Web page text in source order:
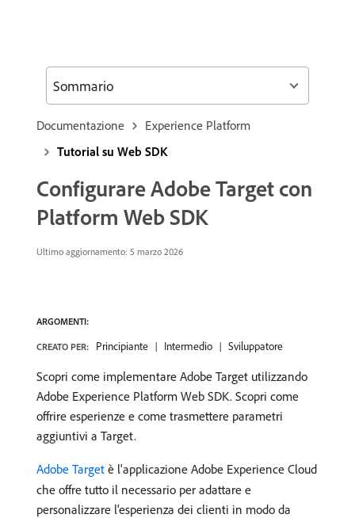
Documentazione
Experience Platform
Tutorial su Web SDK
Configurare Adobe Target con
Platform Web SDK
Ultimo aggiornamento: 5 marzo 2026
ARGOMENTI:
CREATO PER: Principiante Intermedio Sviluppatore
Scopri come implementare Adobe Target utilizzando
Adobe Experience Platform Web SDK. Scopri come
offrire esperienze e come trasmettere parametri
aggiuntivi a Target.
Adobe Target è l'applicazione Adobe Experience Cloud
che offre tutto il necessario per adattare e
personalizzare l'esperienza dei clienti in modo da
Sommario